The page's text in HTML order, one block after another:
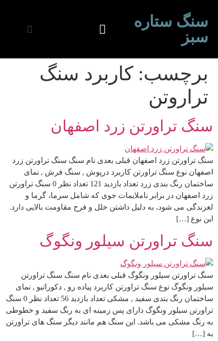
سنگ ستاره
سبز
برچسب: کاربرد سنگ
تراروتن
سنگ تراورتن زرد اصفهان
سنگ تراورتن زرد اصفهان قبلی بعدی نام سنگ سنگ تراورتن زرد
اصفهان نوع سنگ تراورتن کاربرد درپوش , سنگ فرش , نمای
ساختمان رنگ بندی زرد تعداد بازدید 121 تعداد نظر 0 سنگ تراورتن
زرد اصفهان در برابر ناملایمات جوی که شامل سرما، گرما و
لغزندگی می شود، به دلیل داشتن خلل و فرج مقاومت بالایی دارد.
این نوع […]
سنگ تراورتن سیلور ونگوگ
سنگ تراورتن سیلور ونگوگ قبلی بعدی نام سنگ سنگ تراورتن
سیلور ونگوگ نوع سنگ تراورتن کاربرد پیاده رو , دکوراتیو , نمای
ساختمان رنگ بندی سفید , مشکی تعداد بازدید 56 تعداد نظر 0 سنگ
تراورتن سیلور ونگوگ دارای پس زمینه ای به رنگ سفید و خطوطی
به رنگ مشکی می باشد. این سنگ هم مانند دیگر سنگ های تراورتن
به […]